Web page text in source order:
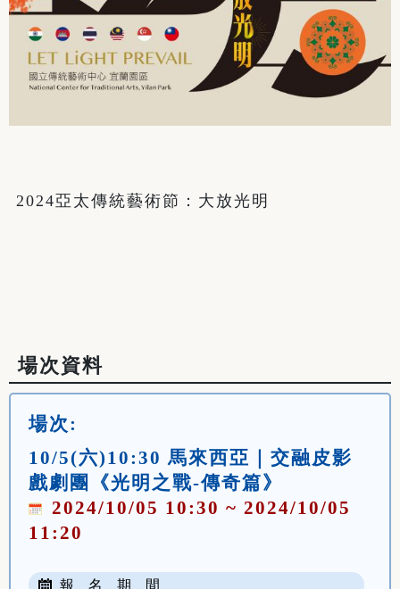
2024亞太傳統藝術節：大放光明
場次資料
場次:
10/5(六)10:30 馬來西亞｜交融皮影
戲劇團《光明之戰-傳奇篇》
2024/10/05 10:30 ~ 2024/10/05
11:20
報 名 期 間